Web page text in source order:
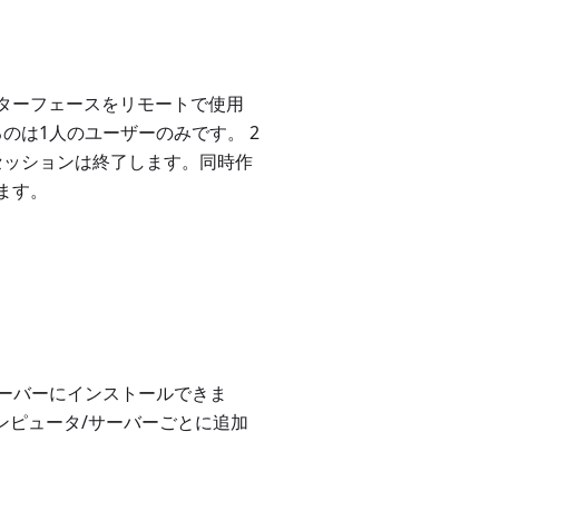
ーフェースをリモートで使用
は1人のユーザーのみです。 2
ションは終了します。同時作
。
バーにインストールできま
ピュータ/サーバーごとに追加